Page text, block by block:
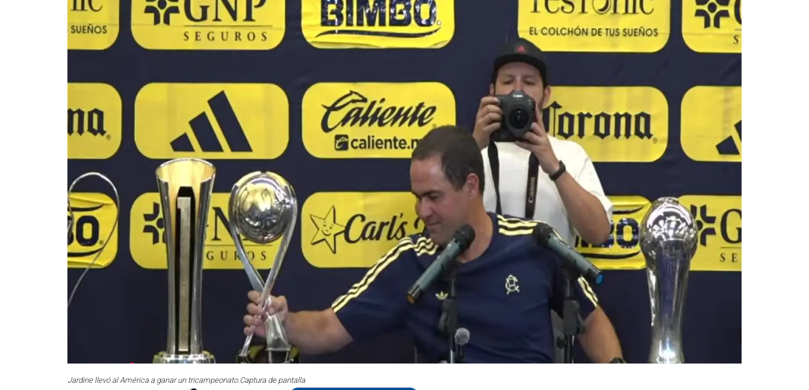
Jardine llevó al América a ganar un tricampeonato.Captura de pantalla